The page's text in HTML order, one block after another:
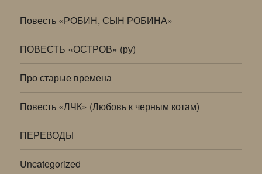
Повесть «РОБИН, СЫН РОБИНА»
ПОВЕСТЬ «ОСТРОВ» (ру)
Про старые времена
Повесть «ЛЧК» (Любовь к черным котам)
ПЕРЕВОДЫ
Uncategorized